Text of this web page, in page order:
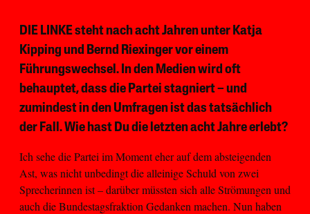
DIE LINKE steht nach acht Jahren unter Katja
Kipping und Bernd Riexinger vor einem
Führungswechsel. In den Medien wird oft
behauptet, dass die Partei stagniert – und
zumindest in den Umfragen ist das tatsächlich
der Fall. Wie hast Du die letzten acht Jahre erlebt?
Ich sehe die Partei im Moment eher auf dem absteigenden
Ast, was nicht unbedingt die alleinige Schuld von zwei
Sprecherinnen ist – darüber müssten sich alle Strömungen und
auch die Bundestagsfraktion Gedanken machen. Nun haben